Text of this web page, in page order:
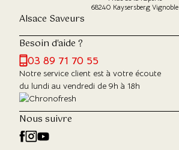
68240 Kaysersberg Vignoble
Alsace Saveurs
Besoin d'aide ?
03 89 71 70 55
Notre service client est à votre écoute
du lundi au vendredi de 9h à 18h
Nous suivre